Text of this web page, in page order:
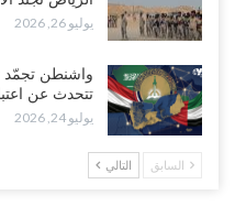
يوليو 26, 2026
واشنطن تجمّد
تتحدث عن
يوليو 24, 2026
السابق التالي